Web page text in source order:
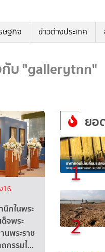
ษฐกิจ ข่าวต่างประเทศ
บ "gallerytnn"
16
กในพระ
จพระ
พระราช
กรรมไ…
ยอ
1
2